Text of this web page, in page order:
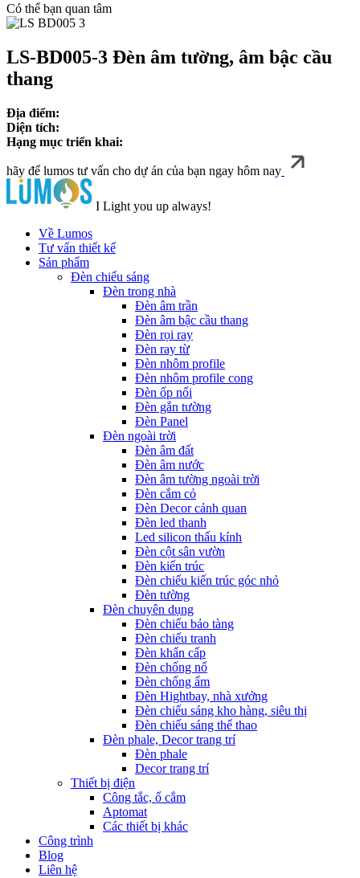
Có thể bạn quan tâm
LS-BD005-3 Đèn âm tường, âm bậc cầu
thang
Địa điểm:
Diện tích:
Hạng mục triển khai:
hãy để lumos tư vấn cho dự án của bạn ngay hôm nay
I Light you up always!
Về Lumos
Tư vấn thiết kế
Sản phẩm
Đèn chiếu sáng
Đèn trong nhà
Đèn âm trần
Đèn âm bậc cầu thang
Đèn rọi ray
Đèn ray từ
Đèn nhôm profile
Đèn nhôm profile cong
Đèn ốp nổi
Đèn gắn tường
Đèn Panel
Đèn ngoài trời
Đèn âm đất
Đèn âm nước
Đèn âm tường ngoài trời
Đèn cắm cỏ
Đèn Decor cảnh quan
Đèn led thanh
Led silicon thấu kính
Đèn cột sân vườn
Đèn kiến trúc
Đèn chiếu kiến trúc góc nhỏ
Đèn tường
Đèn chuyên dụng
Đèn chiếu bảo tàng
Đèn chiếu tranh
Đèn khẩn cấp
Đèn chống nổ
Đèn chống ẩm
Đèn Hightbay, nhà xưởng
Đèn chiếu sáng kho hàng, siêu thị
Đèn chiếu sáng thể thao
Đèn phale, Decor trang trí
Đèn phale
Decor trang trí
Thiết bị điện
Công tắc, ổ cắm
Aptomat
Các thiết bị khác
Công trình
Blog
Liên hệ